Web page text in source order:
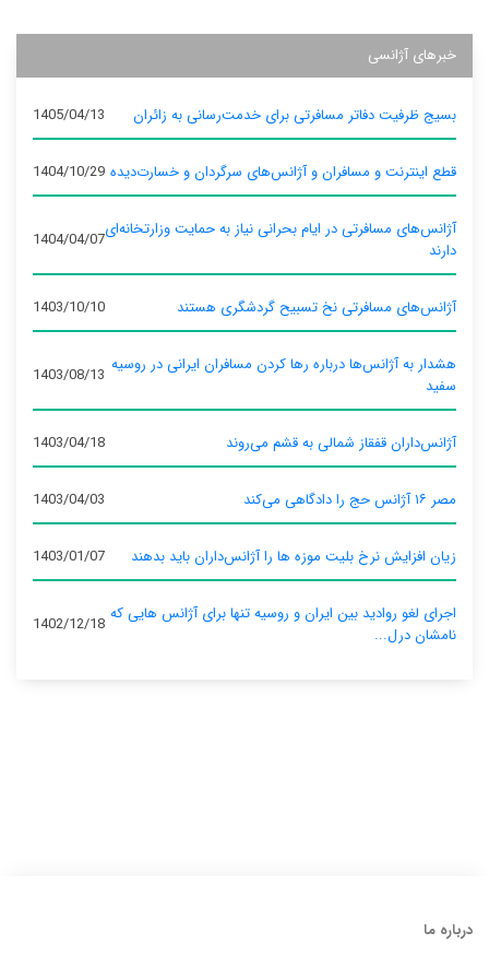
خبرهای آژانسی
بسیج ظرفیت دفاتر مسافرتی برای خدمت‌رسانی به زائران 1405/04/13
قطع اینترنت و مسافران و آژانس‌های سرگردان و خسارت‌دیده 1404/10/29
آژانس‌های مسافرتی در ایام بحرانی نیاز به حمایت وزارتخانه‌ای
دارند
1404/04/07
آژانس‌های مسافرتی نخ تسبیح گردشگری هستند 1403/10/10
هشدار به آژانس‌ها درباره رها کردن مسافران ایرانی در روسیه
سفید
1403/08/13
آژانس‌داران قفقاز شمالی به قشم می‌روند 1403/04/18
مصر ۱۶ آژانس حج را دادگاهی می‌کند 1403/04/03
زیان افزایش نرخ بلیت موزه ها را آژانس‌داران باید بدهند 1403/01/07
اجرای لغو روادید بین ایران و روسیه تنها برای آژانس‌ هایی که
نامشان درل...
1402/12/18
درباره ما